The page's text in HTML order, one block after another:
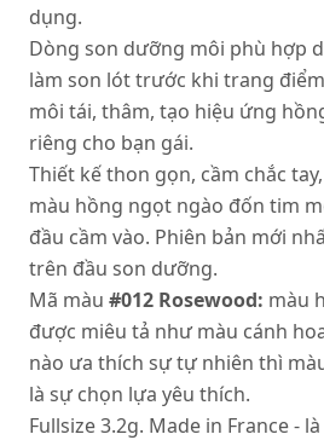
dụng.
Dòng son dưỡng môi phù hợp
làm son lót trước khi trang
môi tái, thâm, tạo hiệu ứng
riêng cho bạn gái.
Thiết kế thon gọn, cầm chắc
màu hồng ngọt ngào đốn tim
đầu cầm vào. Phiên bản mới
trên đầu son dưỡng.
Mã màu #012 Rosewood: màu
được miêu tả như màu cánh
nào ưa thích sự tự nhiên thì
là sự chọn lựa yêu thích.
Fullsize 3.2g. Made in France -